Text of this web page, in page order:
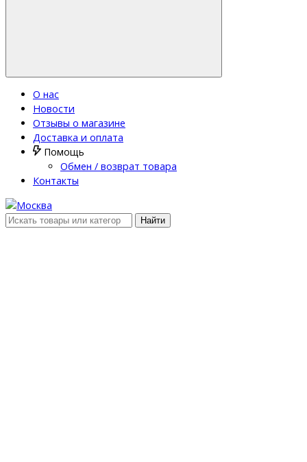
О нас
Новости
Отзывы о магазине
Доставка и оплата
Помощь
Обмен / возврат товара
Контакты
Найти